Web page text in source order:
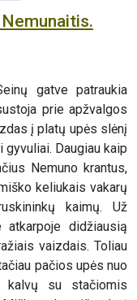
gatve patraukia
prie apžvalgos
į platų upės slėnį
Daugiau kaip
Nemuno krantus,
keliukais vakarų
kaimų. Už
didžiausią
vaizdais. Toliau
pačios upės nuo
kalvų su stačiomis